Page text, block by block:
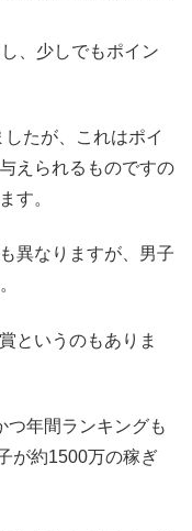
、少しでもポイン
たが、これはポイ
えられるものですの
す。
異なりますが、男子
というのもありま
つ年間ランキングも
が約1500万の稼ぎ